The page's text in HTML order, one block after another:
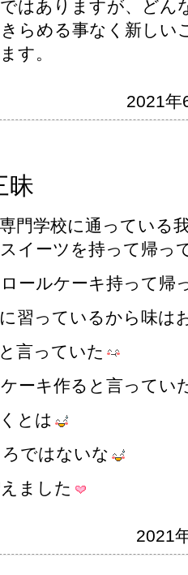
はありますが、どん
らめる事なく新しい
す。
2021年
昧
門学校に通っている
イーツを持って帰っ
ールケーキ持って帰
習っているから味は
言っていた
ーキ作ると言ってい
とは
ではないな
ました
2021